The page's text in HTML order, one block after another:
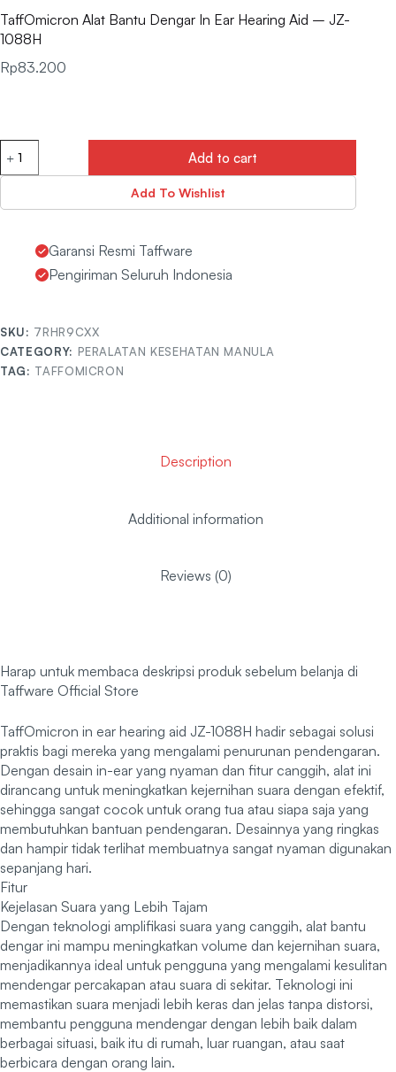
TaffOmicron Alat Bantu Dengar In Ear Hearing Aid – JZ-
1088H
Rp83.200
Add to cart
Add To Wishlist
Garansi Resmi Taffware
Pengiriman Seluruh Indonesia
SKU: 7RHR9CXX
CATEGORY: PERALATAN KESEHATAN MANULA
TAG: TAFFOMICRON
Description
Additional information
Reviews (0)
Harap untuk membaca deskripsi produk sebelum belanja di
Taffware Official Store
TaffOmicron in ear hearing aid JZ-1088H hadir sebagai solusi
praktis bagi mereka yang mengalami penurunan pendengaran.
Dengan desain in-ear yang nyaman dan fitur canggih, alat ini
dirancang untuk meningkatkan kejernihan suara dengan efektif,
sehingga sangat cocok untuk orang tua atau siapa saja yang
membutuhkan bantuan pendengaran. Desainnya yang ringkas
dan hampir tidak terlihat membuatnya sangat nyaman digunakan
sepanjang hari.
Fitur
Kejelasan Suara yang Lebih Tajam
Dengan teknologi amplifikasi suara yang canggih, alat bantu
dengar ini mampu meningkatkan volume dan kejernihan suara,
menjadikannya ideal untuk pengguna yang mengalami kesulitan
mendengar percakapan atau suara di sekitar. Teknologi ini
memastikan suara menjadi lebih keras dan jelas tanpa distorsi,
membantu pengguna mendengar dengan lebih baik dalam
berbagai situasi, baik itu di rumah, luar ruangan, atau saat
berbicara dengan orang lain.